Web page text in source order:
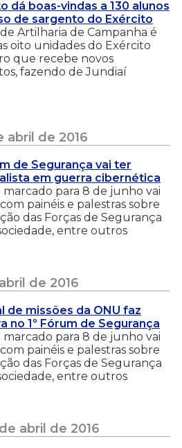
dá boas-vindas a 130 alunos
de sargento do Exército
Artilharia de Campanha é
oito unidades do Exército
que recebe novos
fazendo de Jundiaí
abril de 2016
de Segurança vai ter
em guerra cibernética
marcado para 8 de junho vai
painéis e palestras sobre
das Forças de Segurança
entre outros
de 2016
de missões da ONU faz
no 1º Fórum de Segurança
marcado para 8 de junho vai
painéis e palestras sobre
das Forças de Segurança
entre outros
abril de 2016